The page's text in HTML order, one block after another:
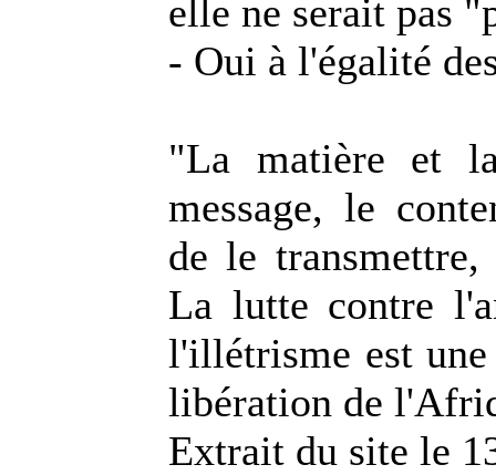
elle ne serait pas
- Oui à l'égalité
"La matière et
message, le
de le
La lutte contre
l'illétrisme est
libération de
Extrait du site le